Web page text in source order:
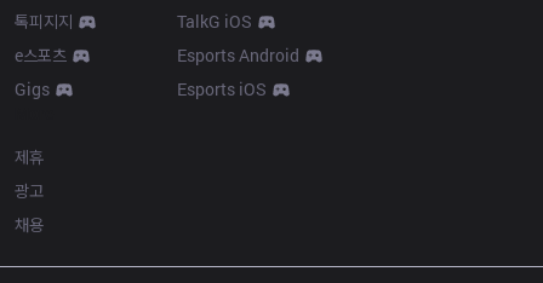
톡피지지
e스포츠
Gigs
TalkG iOS
Esports Android
Esports iOS
제휴
광고
채용